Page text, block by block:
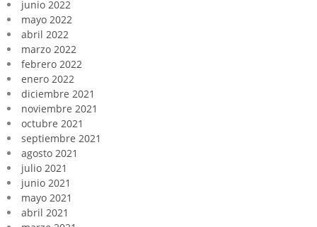
junio 2022
mayo 2022
abril 2022
marzo 2022
febrero 2022
enero 2022
diciembre 2021
noviembre 2021
octubre 2021
septiembre 2021
agosto 2021
julio 2021
junio 2021
mayo 2021
abril 2021